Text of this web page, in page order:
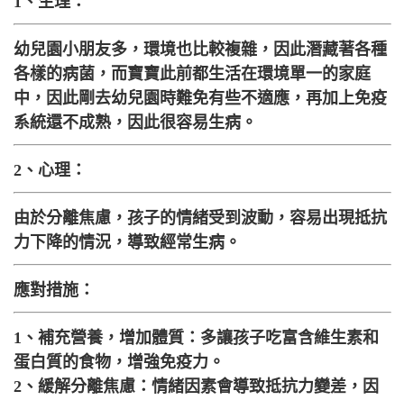
幼兒園小朋友多，環境也比較複雜，因此潛藏著各種
各樣的病菌，而寶寶此前都生活在環境單一的家庭
中，因此剛去幼兒園時難免有些不適應，再加上免疫
系統還不成熟，因此很容易生病。
2、心理：
由於分離焦慮，孩子的情緒受到波動，容易出現抵抗
力下降的情況，導致經常生病。
應對措施：
1、補充營養，增加體質：多讓孩子吃富含維生素和
蛋白質的食物，增強免疫力。
2、緩解分離焦慮：情緒因素會導致抵抗力變差，因